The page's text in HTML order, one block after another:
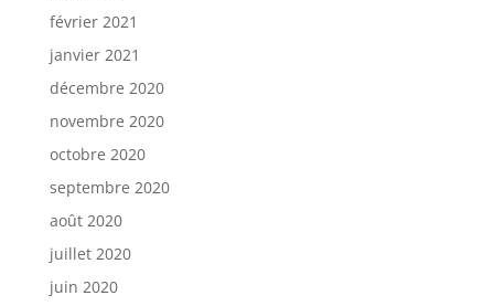
février 2021
janvier 2021
décembre 2020
novembre 2020
octobre 2020
septembre 2020
août 2020
juillet 2020
juin 2020